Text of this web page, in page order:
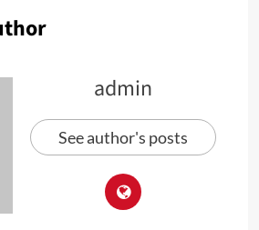
admin
See author's posts